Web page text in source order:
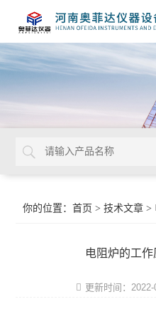
你的位置：首页 >技术文章 >
电阻炉的工
更新时间：2022-